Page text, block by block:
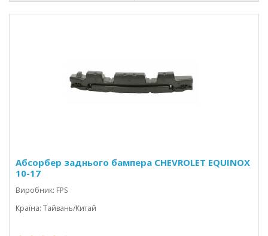
Абсорбер заднього бампера CHEVROLET EQUINOX
10-17
Виробник: FPS
Країна: Тайвань/Китай